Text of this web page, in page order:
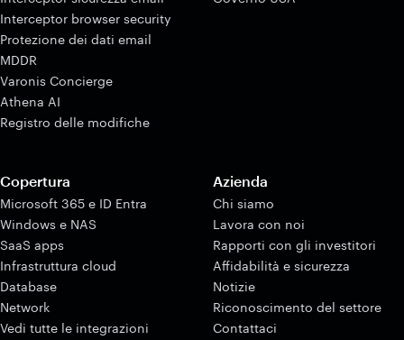
Interceptor browser security
Protezione dei dati email
MDDR
Varonis Concierge
Athena AI
Registro delle modifiche
Copertura
Microsoft 365 e ID Entra
Windows e NAS
SaaS apps
Infrastruttura cloud
Database
Network
Vedi tutte le integrazioni
Azienda
Chi siamo
Lavora con noi
Rapporti con gli investitori
Affidabilità e sicurezza
Notizie
Riconoscimento del settore
Contattaci